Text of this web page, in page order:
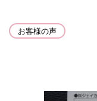
お客様の声
町田市 K様より